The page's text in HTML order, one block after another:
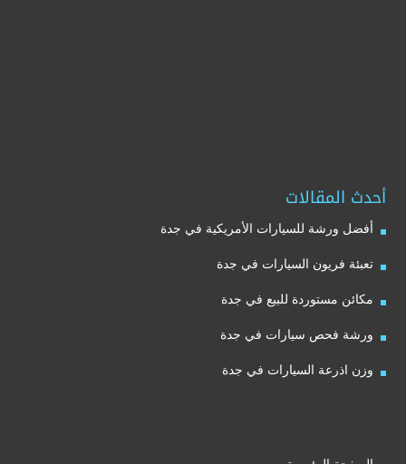
أحدث المقالات
أفضل ورشة للسيارات الأمريكية في جدة
تعبئة فريون السيارات في جدة
مكائن مستوردة للبيع في جدة
ورشة فحص سيارات في جدة
وزن اذرعة السيارات في جدة